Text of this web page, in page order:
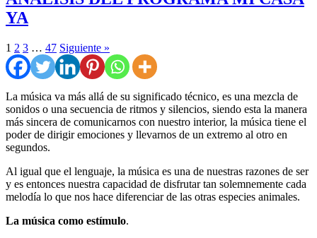
YA
1 2 3 … 47 Siguiente »
La música va más allá de su significado técnico, es una mezcla de
sonidos o una secuencia de ritmos y silencios, siendo esta la manera
más sincera de comunicarnos con nuestro interior, la música tiene el
poder de dirigir emociones y llevarnos de un extremo al otro en
segundos.
Al igual que el lenguaje, la música es una de nuestras razones de ser
y es entonces nuestra capacidad de disfrutar tan solemnemente cada
melodía lo que nos hace diferenciar de las otras especies animales.
La música como estímulo.